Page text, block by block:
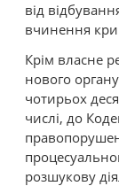
від
вчинення
Крім власне
нового
чотирьох
числі, до
розшукову